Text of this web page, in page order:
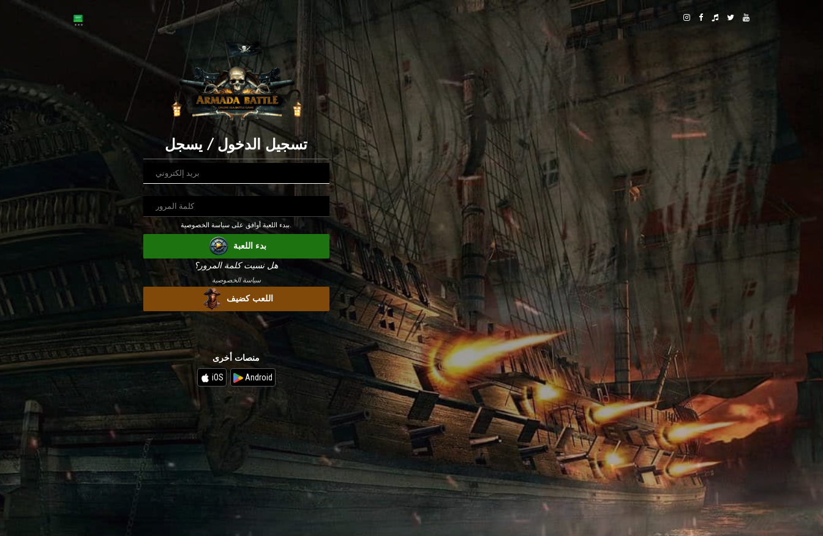
تسجيل الدخول / يسجل
ببدء اللعبة أوافق على سياسة الخصوصية.
بدء اللعبة
هل نسيت كلمة المرور؟
سياسة الخصوصية
اللعب كضيف
منصات أخرى
iOS Android